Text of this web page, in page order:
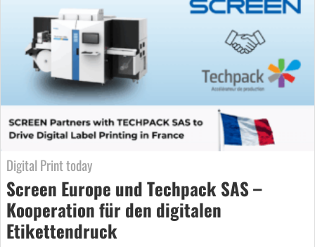
Digital Print today
Screen Europe und Techpack SAS –
Kooperation für den digitalen
Etikettendruck